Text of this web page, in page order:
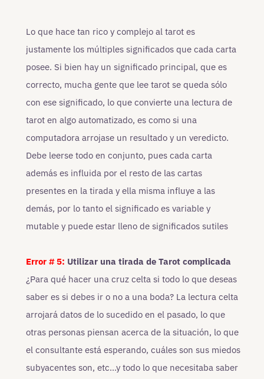
Lo que hace tan rico y complejo al tarot es
justamente los múltiples significados que cada carta
posee. Si bien hay un significado principal, que es
correcto, mucha gente que lee tarot se queda sólo
con ese significado, lo que convierte una lectura de
tarot en algo automatizado, es como si una
computadora arrojase un resultado y un veredicto.
Debe leerse todo en conjunto, pues cada carta
además es influida por el resto de las cartas
presentes en la tirada y ella misma influye a las
demás, por lo tanto el significado es variable y
mutable y puede estar lleno de significados sutiles
Error # 5: Utilizar una tirada de Tarot complicada
¿Para qué hacer una cruz celta si todo lo que deseas
saber es si debes ir o no a una boda? La lectura celta
arrojará datos de lo sucedido en el pasado, lo que
otras personas piensan acerca de la situación, lo que
el consultante está esperando, cuáles son sus miedos
subyacentes son, etc…y todo lo que necesitaba saber